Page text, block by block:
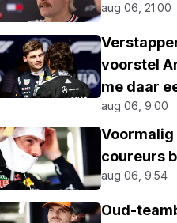
aug 06, 21:00
voorstel
me daar
aug 06, 9:00
Voormalig
coureurs
aug 06, 9:54
Oud-